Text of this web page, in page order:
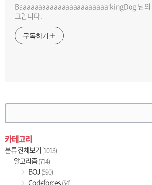
BaaaaaaaaaaaaaaaaaaaaaaarkingDog 님의
그입니다.
구독하기
카테고리
분류 전체보기(1013)
알고리즘(714)
BOJ (590)
Codeforces(54)